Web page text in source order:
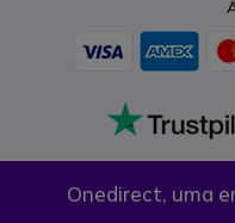
Onedirect, uma